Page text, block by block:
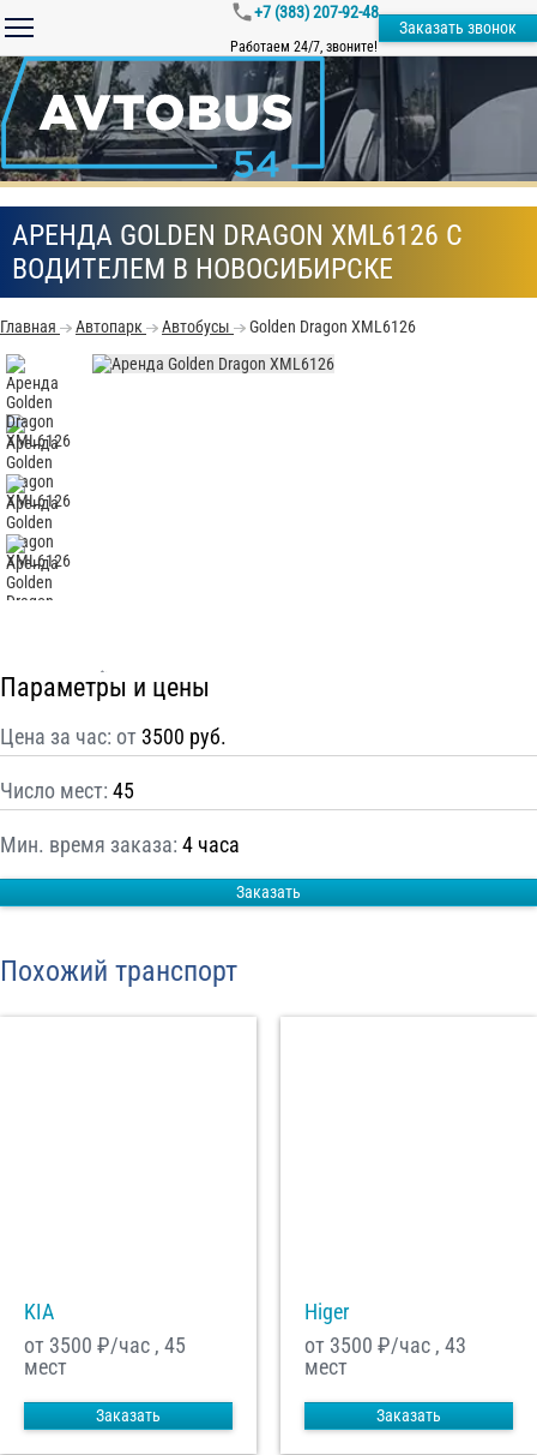
+7 (383) 207-92-48
Работаем 24/7, звоните!
Заказать звонок
АРЕНДА GOLDEN DRAGON XML6126 С
ВОДИТЕЛЕМ В НОВОСИБИРСКЕ
Главная Автопарк Автобусы Golden Dragon XML6126
Параметры и цены
Цена за час: от 3500 руб.
Число мест: 45
Мин. время заказа: 4 часа
Заказать
Похожий транспорт
KIA
от 3500 ₽/час , 45
мест
Заказать
Higer
от 3500 ₽/час , 43
мест
Заказать